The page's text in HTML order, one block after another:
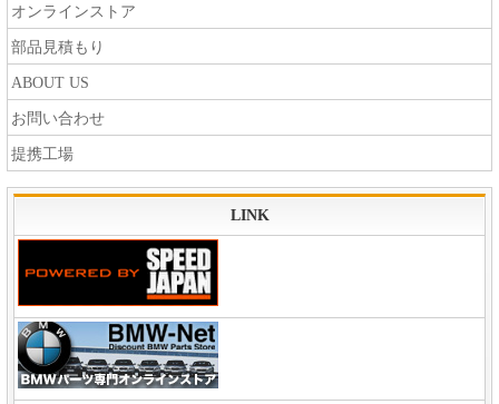
オンラインストア
部品見積もり
ABOUT US
お問い合わせ
提携工場
LINK